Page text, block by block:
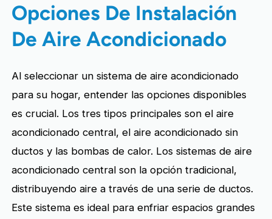
Opciones De Instalación
De Aire Acondicionado
Al seleccionar un sistema de aire acondicionado
para su hogar, entender las opciones disponibles
es crucial. Los tres tipos principales son el aire
acondicionado central, el aire acondicionado sin
ductos y las bombas de calor. Los sistemas de aire
acondicionado central son la opción tradicional,
distribuyendo aire a través de una serie de ductos.
Este sistema es ideal para enfriar espacios grandes